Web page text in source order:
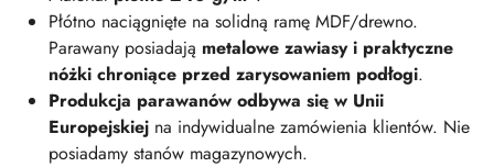
Płótno naciągnięte na solidną ramę MDF/drewno.
Parawany posiadają metalowe zawiasy i praktyczne
nóżki chroniące przed zarysowaniem podłogi.
Produkcja parawanów odbywa się w Unii
Europejskiej na indywidualne zamówienia klientów. Nie
posiadamy stanów magazynowych.